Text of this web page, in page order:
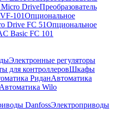
DriveПреобразователь
101Опциональное
Drive FC 51Опциональное
Basic FC 101
Электронные регуляторы
для контроллеровШкафы
РиданАвтоматика
Wilo
DanfossЭлектроприводы